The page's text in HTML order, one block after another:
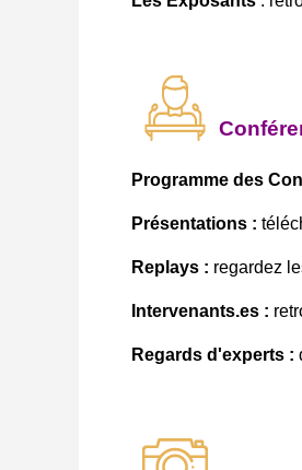
Programme des
Présentations :
Replays : regardez
Intervenants.es :
Regards d'experts :